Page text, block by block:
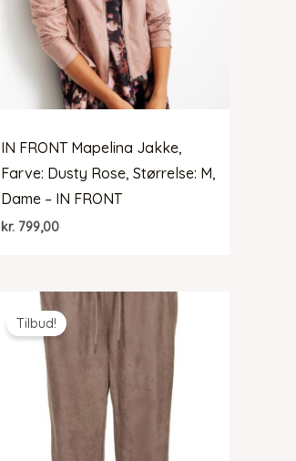
IN FRONT Mapelina Jakke,
Farve: Dusty Rose, Størrelse: M,
Dame – IN FRONT
kr.799,00
Tilbud!